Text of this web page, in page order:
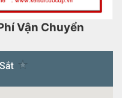
Vận Chuyển